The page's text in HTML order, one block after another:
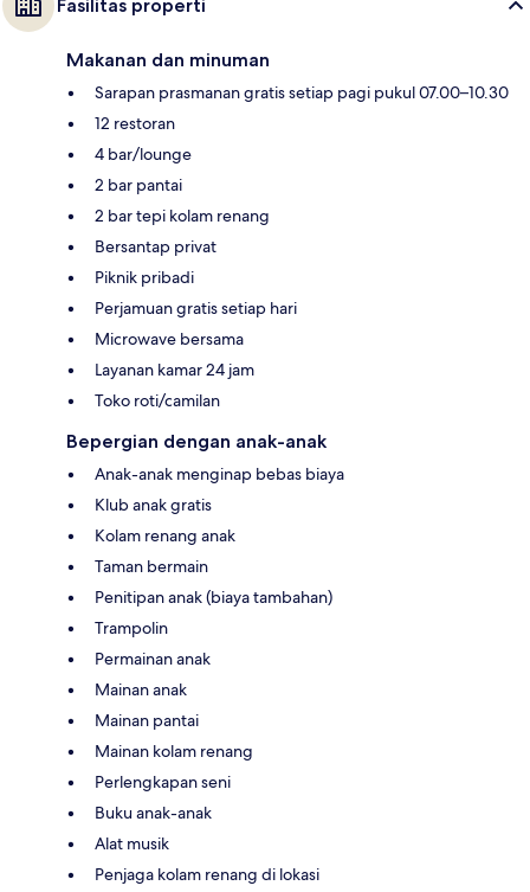
Fasilitas properti
Makanan dan minuman
Sarapan prasmanan gratis setiap pagi pukul 07.00–10.30
12 restoran
4 bar/lounge
2 bar pantai
2 bar tepi kolam renang
Bersantap privat
Piknik pribadi
Perjamuan gratis setiap hari
Microwave bersama
Layanan kamar 24 jam
Toko roti/camilan
Bepergian dengan anak-anak
Anak-anak menginap bebas biaya
Klub anak gratis
Kolam renang anak
Taman bermain
Penitipan anak (biaya tambahan)
Trampolin
Permainan anak
Mainan anak
Mainan pantai
Mainan kolam renang
Perlengkapan seni
Buku anak-anak
Alat musik
Penjaga kolam renang di lokasi